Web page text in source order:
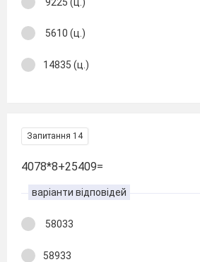
5610 (ц.)
14835 (ц.)
Запитання 14
4078*8+25409=
варіанти відповідей
58033
58933